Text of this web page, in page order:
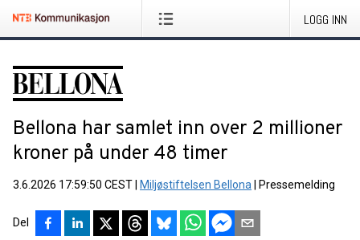
LOGG INN
Bellona har samlet inn over 2 millioner
kroner på under 48 timer
3.6.2026 17:59:50 CEST Miljøstiftelsen Bellona Pressemelding
Del